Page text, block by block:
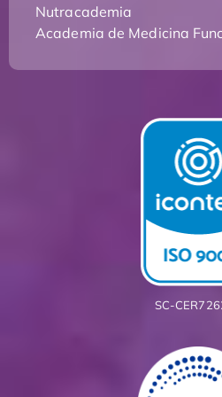
Nutracademia
Academia de Medicina
SC-